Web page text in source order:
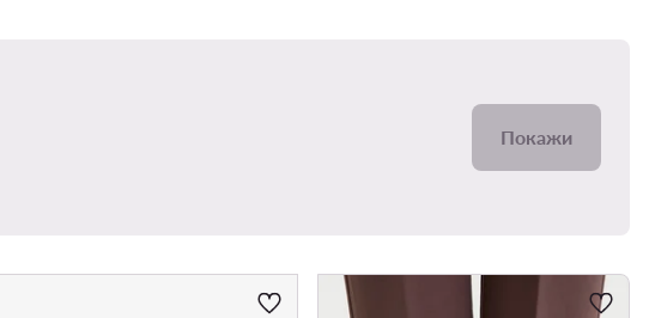
Покажи